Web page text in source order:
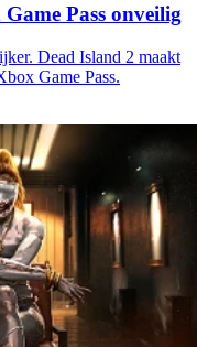
Pass onveilig
Dead Island 2 maakt
Game Pass.